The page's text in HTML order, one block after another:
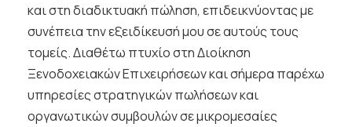
και στη διαδικτυακή πώληση, επιδεικνύοντας με
συνέπεια την εξειδίκευσή μου σε αυτούς τους
τομείς. Διαθέτω πτυχίο στη Διοίκηση
Ξενοδοχειακών Επιχειρήσεων και σήμερα παρέχω
υπηρεσίες στρατηγικών πωλήσεων και
οργανωτικών συμβουλών σε μικρομεσαίες